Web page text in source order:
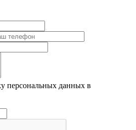
персональных данных в